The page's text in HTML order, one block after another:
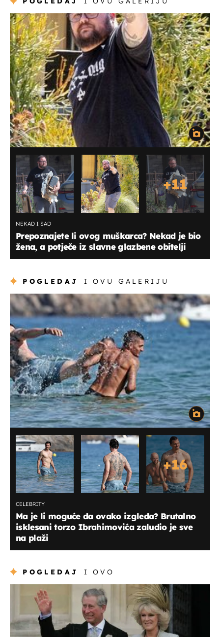
+11
NEKAD I SAD
Prepoznajete li ovog muškarca? Nekad je bio
žena, a potječe iz slavne glazbene obitelji
POGLEDAJ I OVU GALERIJU
+16
CELEBRITY
Ma je li moguće da ovako izgleda? Brutalno
isklesani torzo Ibrahimovića zaludio je sve
na plaži
POGLEDAJ I OVO